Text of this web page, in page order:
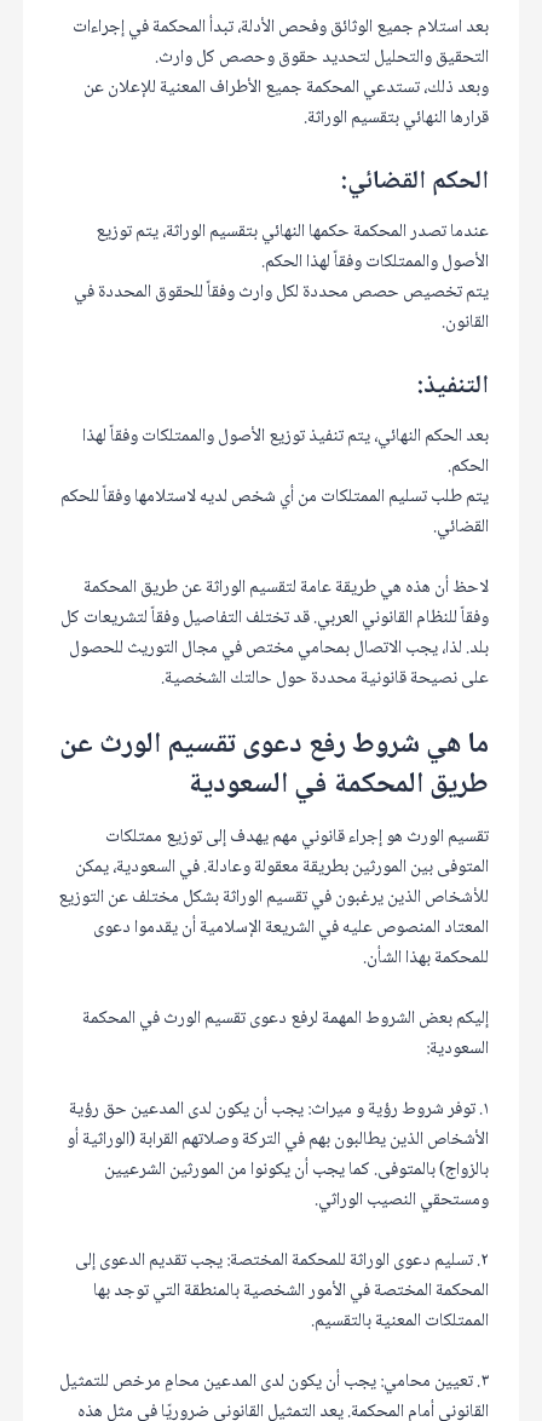
بعد استلام جميع الوثائق وفحص الأدلة، تبدأ المحكمة في إجراءات
التحقيق والتحليل لتحديد حقوق وحصص كل وارث.
وبعد ذلك، تستدعي المحكمة جميع الأطراف المعنية للإعلان عن
قرارها النهائي بتقسيم الوراثة.
الحكم القضائي:
عندما تصدر المحكمة حكمها النهائي بتقسيم الوراثة، يتم توزيع
الأصول والممتلكات وفقاً لهذا الحكم.
يتم تخصيص حصص محددة لكل وارث وفقاً للحقوق المحددة في
القانون.
التنفيذ:
بعد الحكم النهائي، يتم تنفيذ توزيع الأصول والممتلكات وفقاً لهذا
الحكم.
يتم طلب تسليم الممتلكات من أي شخص لديه لاستلامها وفقاً للحكم
القضائي.
لاحظ أن هذه هي طريقة عامة لتقسيم الوراثة عن طريق المحكمة
وفقاً للنظام القانوني العربي. قد تختلف التفاصيل وفقاً لتشريعات كل
بلد. لذا، يجب الاتصال بمحامي مختص في مجال التوريث للحصول
على نصيحة قانونية محددة حول حالتك الشخصية.
ما هي شروط رفع دعوى تقسيم الورث عن
طريق المحكمة في السعودية
تقسيم الورث هو إجراء قانوني مهم يهدف إلى توزيع ممتلكات
المتوفى بين المورثين بطريقة معقولة وعادلة. في السعودية، يمكن
للأشخاص الذين يرغبون في تقسيم الوراثة بشكل مختلف عن التوزيع
المعتاد المنصوص عليه في الشريعة الإسلامية أن يقدموا دعوى
للمحكمة بهذا الشأن.
إليكم بعض الشروط المهمة لرفع دعوى تقسيم الورث في المحكمة
السعودية:
١. توفر شروط رؤية و ميراث: يجب أن يكون لدى المدعين حق رؤية
الأشخاص الذين يطالبون بهم في التركة وصلاتهم القرابة (الوراثية أو
بالزواج) بالمتوفى. كما يجب أن يكونوا من المورثين الشرعيين
ومستحقي النصيب الوراثي.
٢. تسليم دعوى الوراثة للمحكمة المختصة: يجب تقديم الدعوى إلى
المحكمة المختصة في الأمور الشخصية بالمنطقة التي توجد بها
الممتلكات المعنية بالتقسيم.
٣. تعيين محامي: يجب أن يكون لدى المدعين محامٍ مرخص للتمثيل
القانوني أمام المحكمة. يعد التمثيل القانوني ضروريًا في مثل هذه